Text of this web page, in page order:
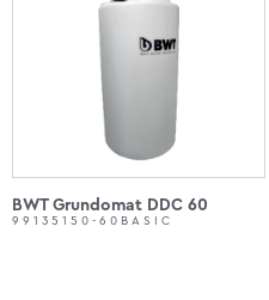
BWT Grundomat DDC 60
99135150-60BASIC